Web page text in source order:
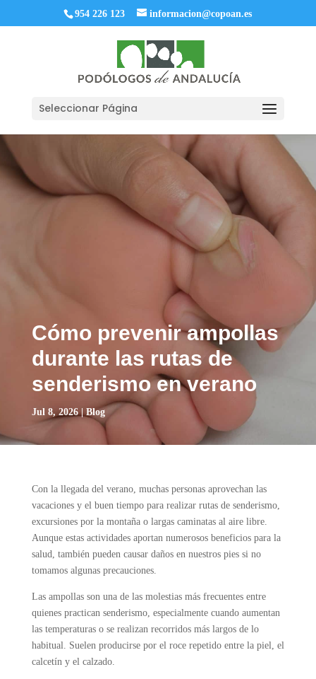
954 226 123 informacion@copoan.es
Seleccionar Página
Cómo prevenir ampollas
durante las rutas de
senderismo en verano
Jul 8, 2026|Blog
Con la llegada del verano, muchas personas aprovechan las
vacaciones y el buen tiempo para realizar rutas de senderismo,
excursiones por la montaña o largas caminatas al aire libre.
Aunque estas actividades aportan numerosos beneficios para la
salud, también pueden causar daños en nuestros pies si no
tomamos algunas precauciones.
Las ampollas son una de las molestias más frecuentes entre
quienes practican senderismo, especialmente cuando aumentan
las temperaturas o se realizan recorridos más largos de lo
habitual. Suelen producirse por el roce repetido entre la piel, el
calcetín y el calzado.